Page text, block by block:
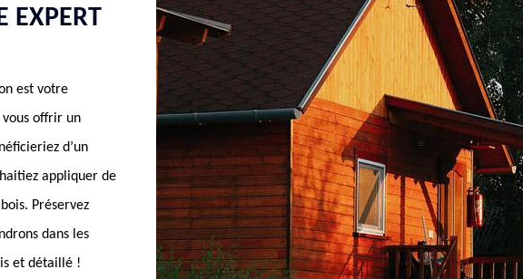
EXPERT
est votre
vous offrir un
d’un
appliquer de
Préservez
dans les
et détaillé !